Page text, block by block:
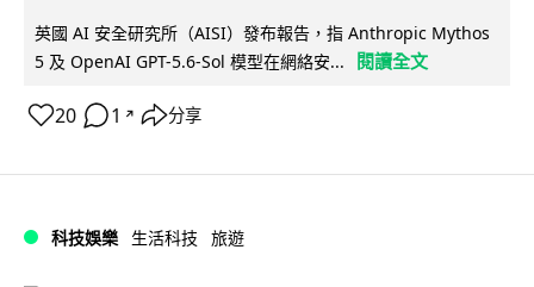
英國 AI 安全研究所（AISI）發布報告，指 Anthropic Mythos
5 及 OpenAI GPT-5.6-Sol 模型在網絡安...
閱讀全文
20 1 ↗ 分享
科技娛樂 生活科技 旅遊